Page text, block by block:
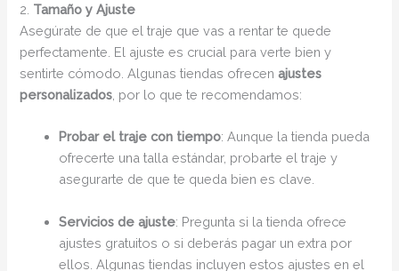
2. Tamaño y Ajuste
Asegúrate de que el traje que vas a rentar te quede
perfectamente. El ajuste es crucial para verte bien y
sentirte cómodo. Algunas tiendas ofrecenajustes
personalizados , por lo que te recomendamos:
Probar el traje con tiempo: Aunque la tienda pueda
ofrecerte una talla estándar, probarte el traje y
asegurarte de que te queda bien es clave.
Servicios de ajuste: Pregunta si la tienda ofrece
ajustes gratuitos o si deberás pagar un extra por
ellos. Algunas tiendas incluyen estos ajustes en el